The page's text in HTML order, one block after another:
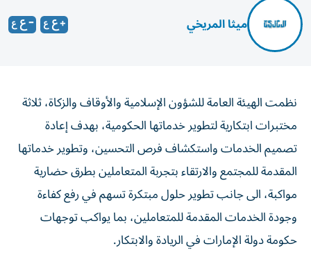
ميثا المريخي
نظمت الهيئة العامة للشؤون الإسلامية والأوقاف والزكاة، ثلاثة
مختبرات ابتكارية لتطوير خدماتها الحكومية، بهدف إعادة
تصميم الخدمات واستكشاف فرص التحسين، وتطوير خدماتها
المقدمة للمجتمع والارتقاء بتجربة المتعاملين بطرق حضارية
مواكبة، الى جانب تطوير حلول مبتكرة تسهم في رفع كفاءة
وجودة الخدمات المقدمة للمتعاملين، بما يواكب توجهات
حكومة دولة الإمارات في الريادة والابتكار.